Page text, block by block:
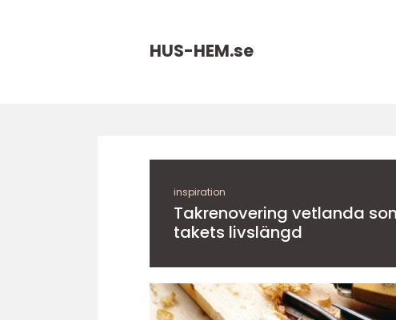
HUS-HEM.se
inspiration
Takrenovering vetlanda
takets livslängd